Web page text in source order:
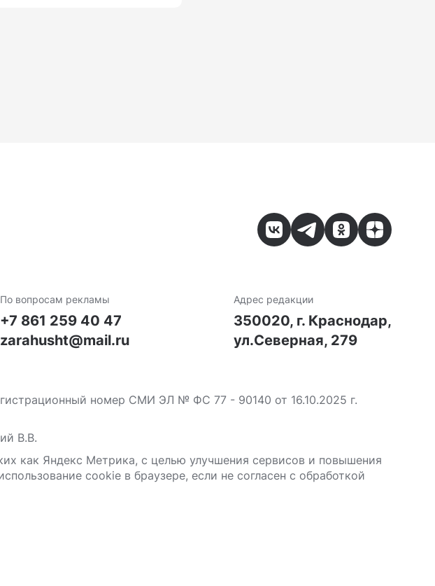
По вопросам рекламы
+7 861 259 40 47
zarahusht@mail.ru
Адрес редакции
350020, г. Краснодар,
ул.Северная, 279
номер СМИ ЭЛ № ФС 77 - 90140 от 16.10.2025 г.
В.В.
как Яндекс Метрика, с целью улучшения сервисов и повышения
сооkіе в браузере, если не согласен с обработкой